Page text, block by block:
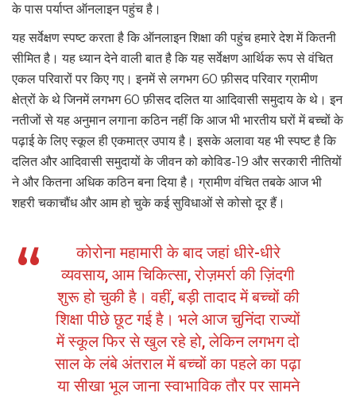
के पास पर्याप्त ऑनलाइन पहुंच है।
यह सर्वेक्षण स्पष्ट करता है कि ऑनलाइन शिक्षा की पहुंच हमारे देश में कितनी
सीमित है। यह ध्यान देने वाली बात है कि यह सर्वेक्षण आर्थिक रूप से वंचित
एकल परिवारों पर किए गए। इनमें से लगभग 60 फ़ीसद परिवार ग्रामीण
क्षेत्रों के थे जिनमें लगभग 60 फ़ीसद दलित या आदिवासी समुदाय के थे। इन
नतीजों से यह अनुमान लगाना कठिन नहीं कि आज भी भारतीय घरों में बच्चों के
पढ़ाई के लिए स्कूल ही एकमात्र उपाय है। इसके अलावा यह भी स्पष्ट है कि
दलित और आदिवासी समुदायों के जीवन को कोविड-19 और सरकारी नीतियों
ने और कितना अधिक कठिन बना दिया है। ग्रामीण वंचित तबके आज भी
शहरी चकाचौंध और आम हो चुके कई सुविधाओं से कोसो दूर हैं।
कोरोना महामारी के बाद जहां धीरे-धीरे
व्यवसाय, आम चिकित्सा, रोज़मर्रा की ज़िंदगी
शुरू हो चुकी है। वहीं, बड़ी तादाद में बच्चों की
शिक्षा पीछे छूट गई है। भले आज चुनिंदा राज्यों
में स्कूल फिर से खुल रहे हो, लेकिन लगभग दो
साल के लंबे अंतराल में बच्चों का पहले का पढ़ा
या सीखा भूल जाना स्वाभाविक तौर पर सामने